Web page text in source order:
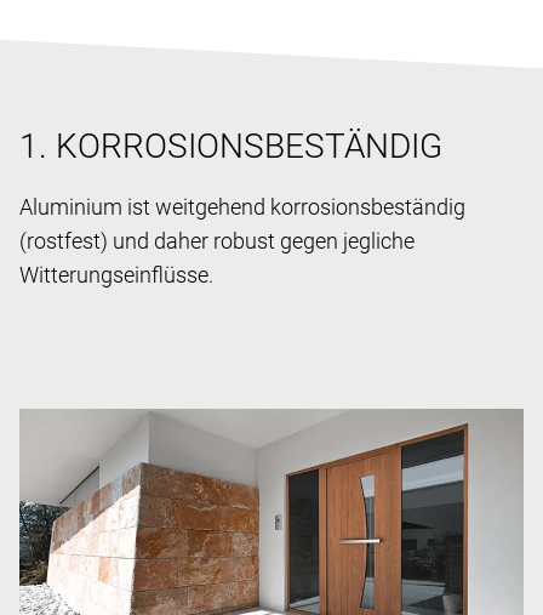
1. KORROSIONSBESTÄNDIG
Aluminium ist weitgehend korrosionsbeständig
(rostfest) und daher robust gegen jegliche
Witterungseinflüsse.